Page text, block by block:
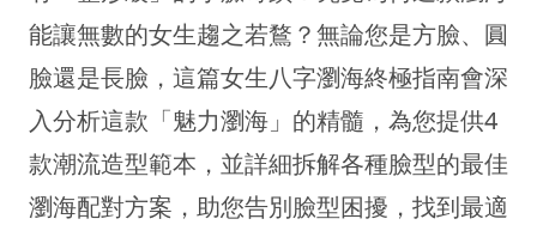
能讓無數的女生趨之若鶩？無論您是方臉、圓
臉還是長臉，這篇女生八字瀏海終極指南會深
入分析這款「魅力瀏海」的精髓，為您提供4
款潮流造型範本，並詳細拆解各種臉型的最佳
瀏海配對方案，助您告別臉型困擾，找到最適